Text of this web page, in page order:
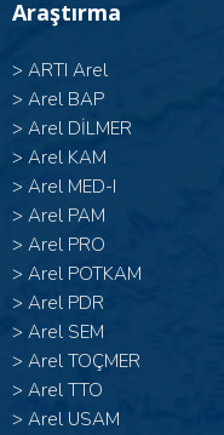
Araştırma
> ARTI Arel
> Arel BAP
> Arel DİLMER
> Arel KAM
> Arel MED-I
> Arel PAM
> Arel PRO
> Arel POTKAM
> Arel PDR
> Arel SEM
> Arel TOÇMER
> Arel TTO
> Arel USAM